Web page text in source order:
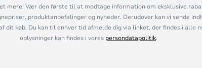
mere! Vær den første til at modtage information om eksklusive
produktanbefalinger og nyheder. Derudover kan vi sende
dit køb. Du kan til enhver tid afmelde dig via linket, der findes i alle
oplysninger kan findes i vores persondatapolitik.